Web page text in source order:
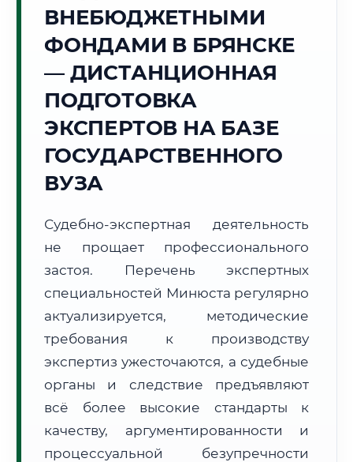
Г. БРЯНСК
Точное местное время:
11:05:55
Пятница, 7 Августа
🌅 Восход:05:09
📍 Региональная справка г. Брянск
Тел. код:
+7 (4832)
Почтовые индексы:
241000–241999
Часовой пояс:
МСК (UTC+3)
Формат учебы:
Дистанционно
🗺️ Зона обслуживания: г. Брянск
ВНЕБЮДЖЕТНЫМИ
ФОНДАМИ В БРЯНСКЕ
— ДИСТАНЦИОННАЯ
ПОДГОТОВКА
ЭКСПЕРТОВ НА БАЗЕ
ГОСУДАРСТВЕННОГО
ВУЗА
Судебно-экспертная деятельность
не прощает профессионального
застоя. Перечень экспертных
специальностей Минюста регулярно
актуализируется, методические
требования к производству
экспертиз ужесточаются, а судебные
органы и следствие предъявляют
всё более высокие стандарты к
качеству, аргументированности и
процессуальной безупречности